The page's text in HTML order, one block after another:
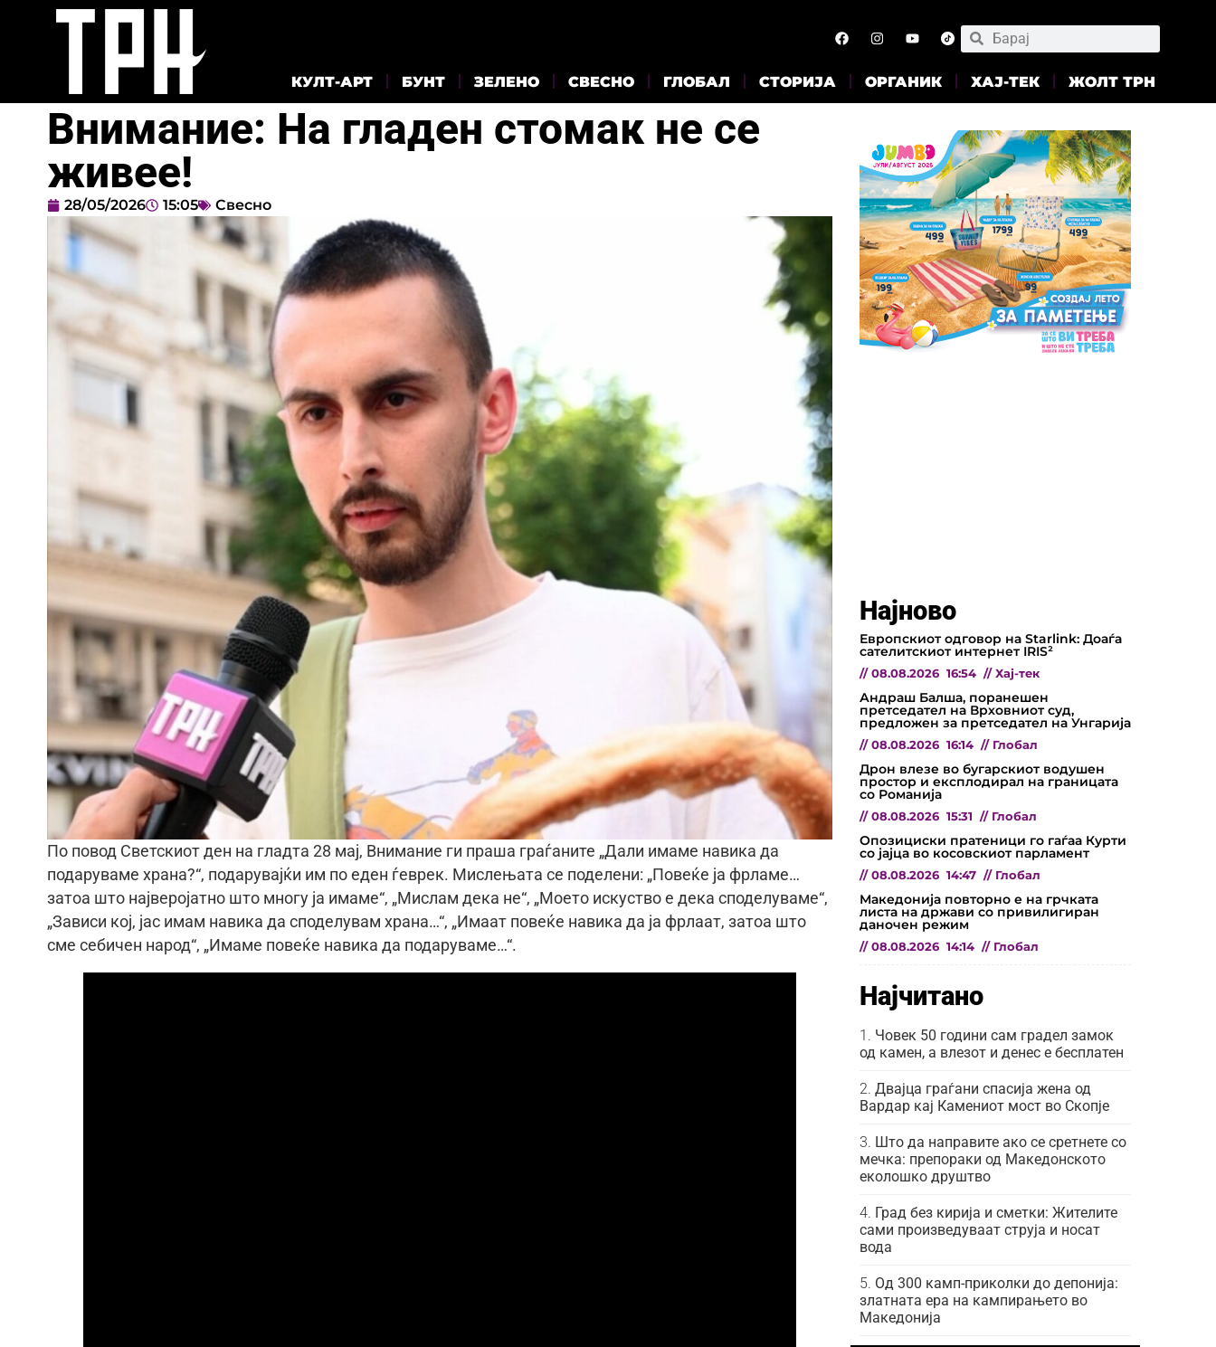
КУЛТ-АРТ БУНТ ЗЕЛЕНО СВЕСНО ГЛОБАЛ СТОРИЈА ОРГАНИК ХАЈ-ТЕК ЖОЛТ ТРН
Внимание: На гладен стомак не се
живее!
28/05/2026 15:05 Свесно
По повод Светскиот ден на гладтa 28 мај, Внимание ги праша граѓаните „Дали имаме навика да
подаруваме храна?“, подарувајќи им по еден ѓеврек. Мислењата се поделени: „Повеќе ја фрламе…
затоа што најверојатно што многу ја имаме“, „Мислам дека не“, „Моето искуство е дека споделуваме“,
„Зависи кој, јас имам навика да споделувам храна…“, „Имаат повеќе навика да ја фрлаат, затоа што
сме себичен народ“, „Имаме повеќе навика да подаруваме…“.
Најново
Европскиот одговор на Starlink: Доаѓа
сателитскиот интернет IRIS²
// 08.08.2026 16:54 // Хај-тек
Андраш Балша, поранешен
претседател на Врховниот суд,
предложен за претседател на Унгарија
// 08.08.2026 16:14 // Глобал
Дрон влезе во бугарскиот водушен
простор и експлодирал на границата
со Романија
// 08.08.2026 15:31 // Глобал
Опозициски пратеници го гаѓаа Курти
со јајца во косовскиот парламент
// 08.08.2026 14:47 // Глобал
Македонија повторно е на грчката
листа на држави со привилигиран
даночен режим
// 08.08.2026 14:14 // Глобал
Најчитано
Човек 50 години сам градел замок
од камен, а влезот и денес е бесплатен
Двајца граѓани спасија жена од
Вардар кај Камениот мост во Скопје
Што да направите ако се сретнете со
мечка: препораки од Македонското
еколошко друштво
Град без кирија и сметки: Жителите
сами произведуваат струја и носат
вода
Од 300 камп-приколки до депонија:
златната ера на кампирањето во
Македонија